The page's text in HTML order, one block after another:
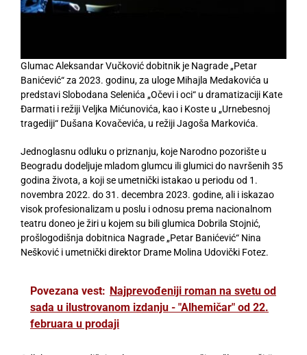
Glumac Aleksandar Vučković dobitnik je Nagrade „Petar
Banićević“ za 2023. godinu, za uloge Mihajla Medakovića u
predstavi Slobodana Selenića „Očevi i oci“ u dramatizaciji Kate
Đarmati i režiji Veljka Mićunovića, kao i Koste u „Urnebesnoj
tragediji“ Dušana Kovačevića, u režiji Jagoša Markovića.
Jednoglasnu odluku o priznanju, koje Narodno pozorište u
Beogradu dodeljuje mladom glumcu ili glumici do navršenih 35
godina života, a koji se umetnički istakao u periodu od 1.
novembra 2022. do 31. decembra 2023. godine, ali i iskazao
visok profesionalizam u poslu i odnosu prema nacionalnom
teatru doneo je žiri u kojem su bili glumica Dobrila Stojnić,
prošlogodišnja dobitnica Nagrade „Petar Banićević“ Nina
Nešković i umetnički direktor Drame Molina Udovički Fotez.
Povezana vest: Najprevođeniji roman na svetu od
sada u ilustrovanom izdanju - "Alhemičar" od 22.
februara u prodaji